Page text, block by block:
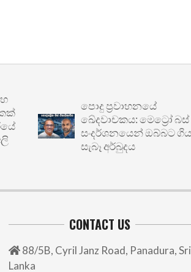
පොදු ප්‍රවාහනයේ
ඛේදවාචකය: මෙට්‍රෝ බස්
සංදර්ශනයෙන් ඔබ්බට ගිය
සැබෑ අර්බුදය
CONTACT US
88/5B, Cyril Janz Road, Panadura, Sri
Lanka